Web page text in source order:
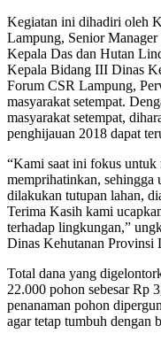
Kegiatan ini dihadiri oleh
Lampung, Senior
Kepala Das dan Hutan
Kepala Bidang III Dinas
Forum CSR Lampung,
masyarakat setempat.
masyarakat setempat,
penghijauan 2018 dapat
“Kami saat ini fokus
memprihatinkan,
dilakukan tutupan lahan,
Terima Kasih kami
terhadap lingkungan,”
Dinas Kehutanan Provinsi
Total dana yang
22.000 pohon sebesar Rp
penanaman pohon
agar tetap tumbuh dengan